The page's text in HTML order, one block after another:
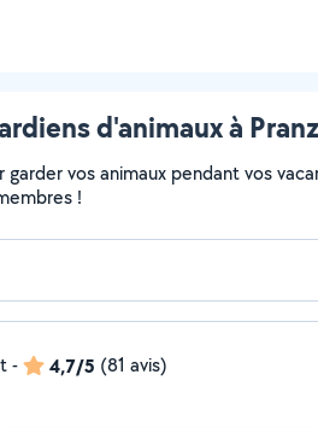
d'animaux à
vos animaux pendant vos
!
- 4,7/5 (81 avis)